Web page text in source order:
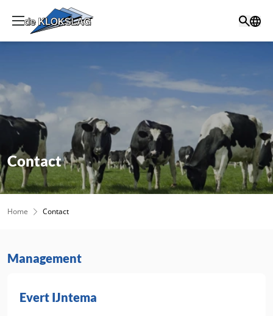
Contact
Home Contact
Management
Evert IJntema